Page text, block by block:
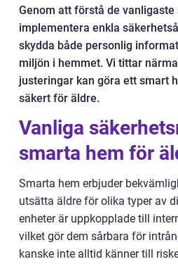
Genom att förstå de
implementera enkla
skydda både personlig
miljön i hemmet. Vi tittar
justeringar kan göra ett smart
säkert för äldre.
Vanliga
smarta hem för
Smarta hem erbjuder
utsätta äldre för olika typer av
enheter är uppkopplade till
vilket gör dem sårbara för
kanske inte alltid känner till